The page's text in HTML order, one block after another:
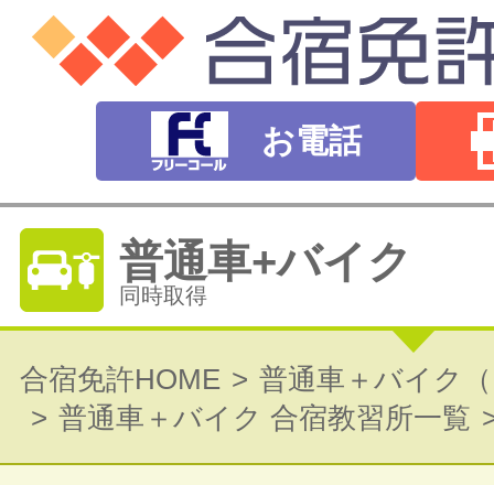
お電話
普通車+バイク
同時取得
普通自動車免許
オートマ（AT）・マニュアル（MT）
合宿免許HOME
普通車＋バイク
普通車＋バイク 合宿教習所一覧